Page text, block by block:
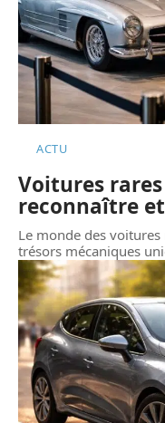
ACTU
Voitures
reconnaître
Le monde des
trésors mécaniques